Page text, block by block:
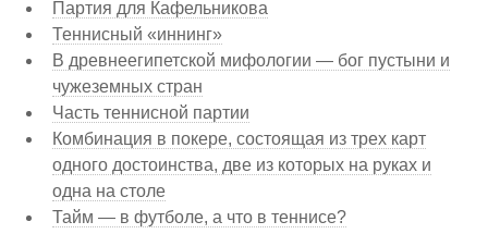
Партия для Кафельникова
Теннисный «иннинг»
В древнеегипетской мифологии — бог пустыни и
чужеземных стран
Часть теннисной партии
Комбинация в покере, состоящая из трех карт
одного достоинства, две из которых на руках и
одна на столе
Тайм — в футболе, а что в теннисе?